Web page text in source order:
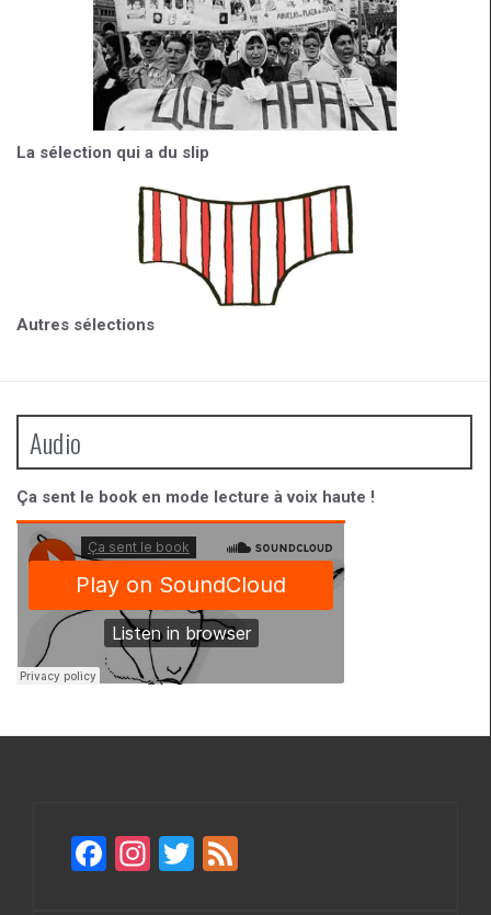
La sélection qui a du slip
Autres sélections
Audio
Ça sent le book en mode lecture à voix haute !
F
In T